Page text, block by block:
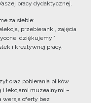
pracy dydaktycznej.
za siebie:
przebieranki, zajęcia
dziękujemy!”
i kreatywnej pracy.
oraz pobierania plików
i lekcjami muzealnymi –
wersja oferty bez